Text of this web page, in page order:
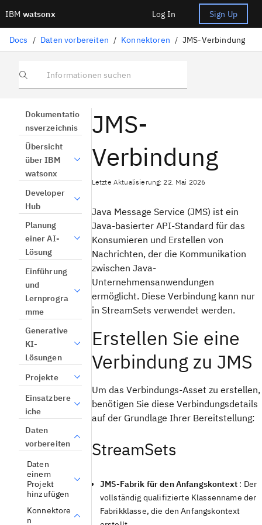
IBM watsonx Log In Sign Up
Docs / Daten vorbereiten / Konnektoren / JMS-Verbindung
Informationen suchen
Dokumentatio
nsverzeichnis
Übersicht
über IBM
watsonx
Developer
Hub
Planung
einer AI-
Lösung
Einführung
und
Lernprogra
mme
Generative
KI-
Lösungen
Projekte
Einsatzbere
iche
Daten
vorbereiten
Daten
einem
Projekt
hinzufügen
Konnektore
n
JMS-
Verbindung
Letzte Aktualisierung: 22. Mai 2026
Java Message Service (JMS) ist ein
Java-basierter API-Standard für das
Konsumieren und Erstellen von
Nachrichten, der die Kommunikation
zwischen Java-
Unternehmensanwendungen
ermöglicht. Diese Verbindung kann nur
in StreamSets verwendet werden.
Erstellen Sie eine
Verbindung zu JMS
Um das Verbindungs-Asset zu erstellen,
benötigen Sie diese Verbindungsdetails
auf der Grundlage Ihrer Bereitstellung:
StreamSets
JMS-Fabrik für den Anfangskontext : Der
vollständig qualifizierte Klassenname der
Fabrikklasse, die den Anfangskontext